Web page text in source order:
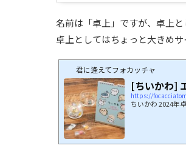
名前は「卓上」ですが、卓上と
卓上としてはちょっと大きめ
君に逢えてフォカッチャ
[ちいかわ]
https://
ちいかわ 2024年